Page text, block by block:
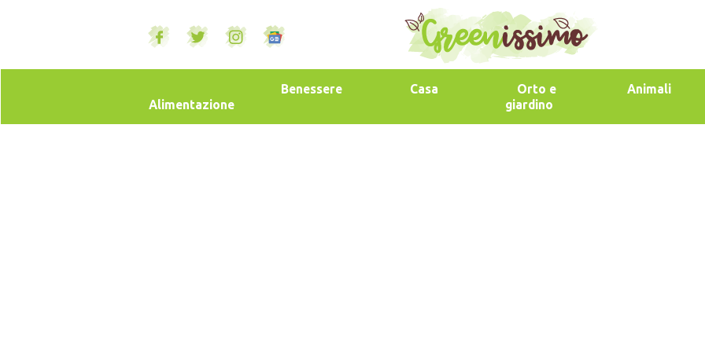
Alimentazione
Benessere Casa
Orto e
giardino
Animali